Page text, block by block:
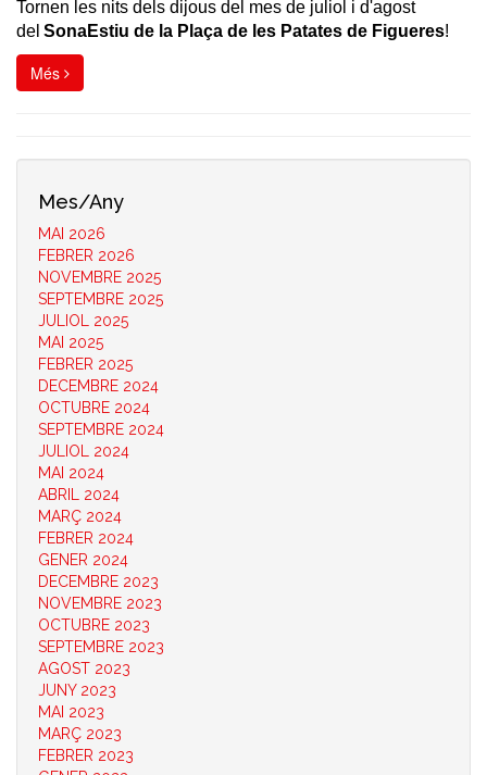
Tornen les nits dels dijous del mes de juliol i d'agost
del SonaEstiu de la Plaça de les Patates de Figueres!
Més
Mes/Any
MAI 2026
FEBRER 2026
NOVEMBRE 2025
SEPTEMBRE 2025
JULIOL 2025
MAI 2025
FEBRER 2025
DECEMBRE 2024
OCTUBRE 2024
SEPTEMBRE 2024
JULIOL 2024
MAI 2024
ABRIL 2024
MARÇ 2024
FEBRER 2024
GENER 2024
DECEMBRE 2023
NOVEMBRE 2023
OCTUBRE 2023
SEPTEMBRE 2023
AGOST 2023
JUNY 2023
MAI 2023
MARÇ 2023
FEBRER 2023